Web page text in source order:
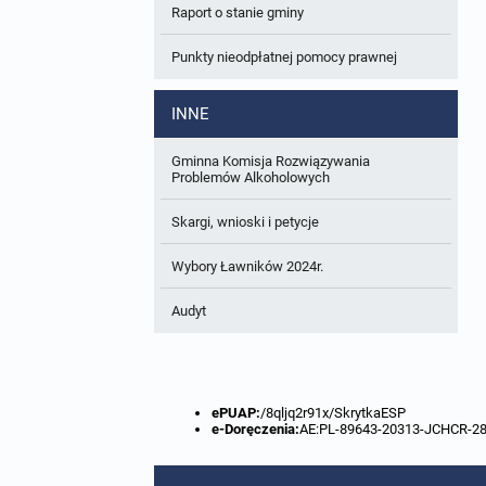
W trakcie opracowania
Zbiory danych przestrzennych
Analizy zmian w zagospodarowaniu
Raport o stanie gminy
Punkty nieodpłatnej pomocy prawnej
INNE
Gminna Komisja Rozwiązywania
Problemów Alkoholowych
Skargi, wnioski i petycje
Wybory Ławników 2024r.
Audyt
ePUAP:/8qljq2r91x/SkrytkaESP
e-Doręczenia:AE:PL-89643-20313-JCHCR-28